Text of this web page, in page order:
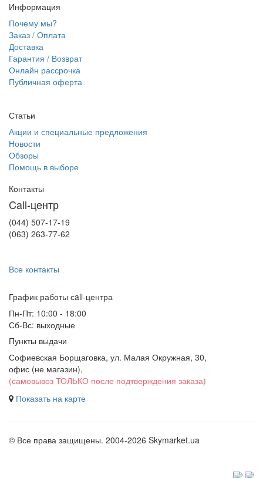
Информация
Почему мы?
Заказ / Оплата
Доставка
Гарантия / Возврат
Онлайн рассрочка
Публичная оферта
Статьи
Акции и специальные предложения
Новости
Обзоры
Помощь в выборе
Контакты
Call-центр
(044) 507-17-19
(063) 263-77-62
Все контакты
График работы сall-центра
Пн-Пт: 10:00 - 18:00
Сб-Вс: выходные
Пункты выдачи
Софиевская Борщаговка, ул. Малая Окружная, 30,
офис (не магазин),
(самовывоз ТОЛЬКО после подтверждения заказа)
Показать на карте
© Все права защищены. 2004-2026 Skymarket.ua